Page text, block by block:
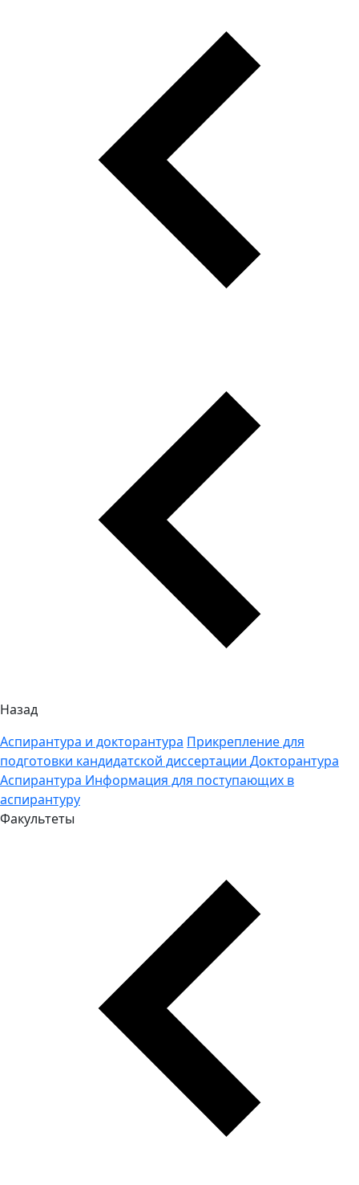
Назад
Аспирантура и докторантура Прикрепление для
подготовки кандидатской диссертации Докторантура
Аспирантура Информация для поступающих в
аспирантуру
Факультеты